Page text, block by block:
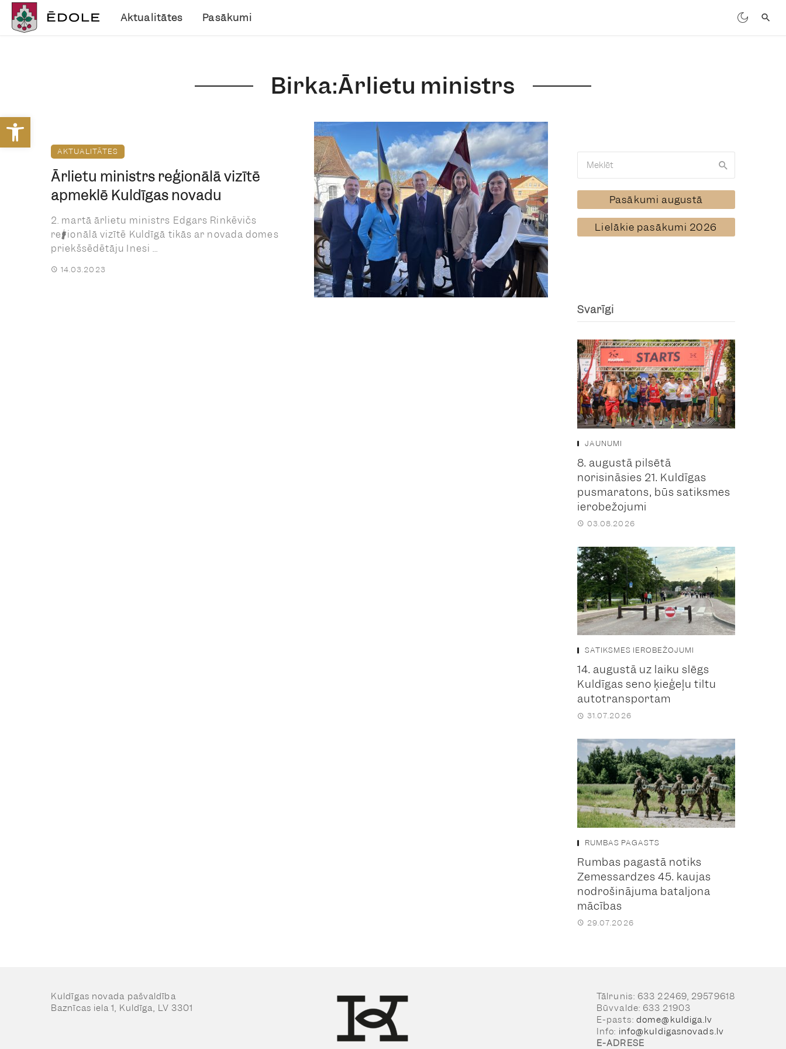
Open toolbar
Aktualitātes Pasākumi
Birka:Ārlietu ministrs
AKTUALITĀTES
Ārlietu ministrs reģionālā vizītē
apmeklē Kuldīgas novadu
2. martā ārlietu ministrs Edgars Rinkēvičs
reģionālā vizītē Kuldīgā tikās ar novada domes
priekšsēdētāju Inesi ...
14.03.2023
Pasākumi augustā
Lielākie pasākumi 2026
Svarīgi
JAUNUMI
8. augustā pilsētā
norisināsies 21. Kuldīgas
pusmaratons, būs satiksmes
ierobežojumi
03.08.2026
SATIKSMES IEROBEŽOJUMI
14. augustā uz laiku slēgs
Kuldīgas seno ķieģeļu tiltu
autotransportam
31.07.2026
RUMBAS PAGASTS
Rumbas pagastā notiks
Zemessardzes 45. kaujas
nodrošinājuma bataljona
mācības
29.07.2026
Kuldīgas novada pašvaldība
Baznīcas iela 1, Kuldīga, LV 3301
Tālrunis: 633 22469, 29579618
Būvvalde: 633 21903
E-pasts: dome@kuldiga.lv
Info: info@kuldigasnovads.lv
E-ADRESE